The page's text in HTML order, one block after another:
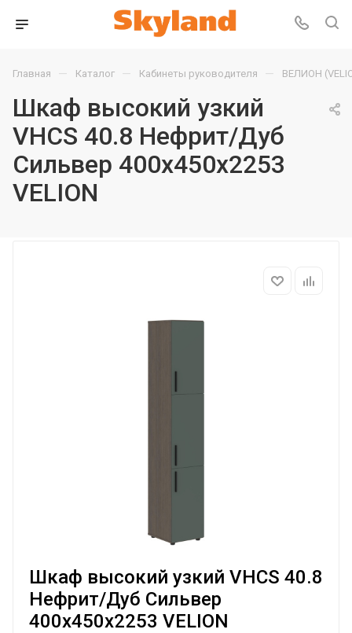
Главная — Каталог — Кабинеты руководителя — ВЕЛИОН
Шкаф высокий узкий
VHCS 40.8 Нефрит/Дуб
Сильвер 400х450х2253
VELION
Шкаф высокий узкий VHCS 40.8
Нефрит/Дуб Сильвер
400х450х2253 VELION